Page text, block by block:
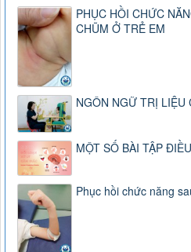
PHỤC HỒI CHỨC
CHŨM Ở TRẺ EM
NGÔN NGỮ TRỊ LIỆU
MỘT SỐ BÀI TẬP
Phục hồi chức năng